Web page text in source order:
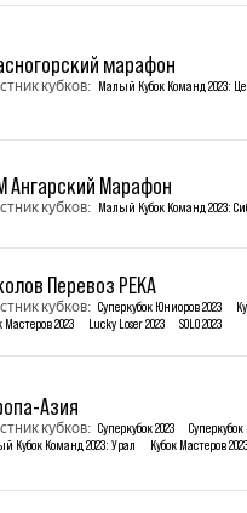
марафон
кубков: Малый Кубок Команд 2023:
Ангарский Марафон
кубков: Малый Кубок Команд 2023:
Перевоз РЕКА
кубков: Суперкубок Юниоров 2023
Мастеров 2023
Lucky Loser 2023 SOLO 2023
Азия
кубков: Суперкубок 2023
Кубок Команд 2023: Урал
Кубок Мастеров 2023